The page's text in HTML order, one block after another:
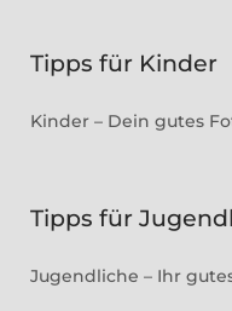
Tipps für Kinder
Kinder – Dein gutes
Tipps für
Jugendliche – Ihr